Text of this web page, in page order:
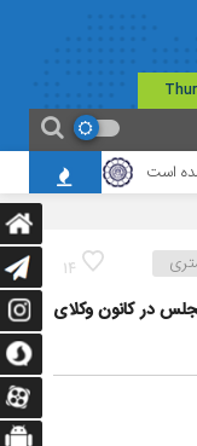
است برگزاری نشست
14
در کانون وکلای